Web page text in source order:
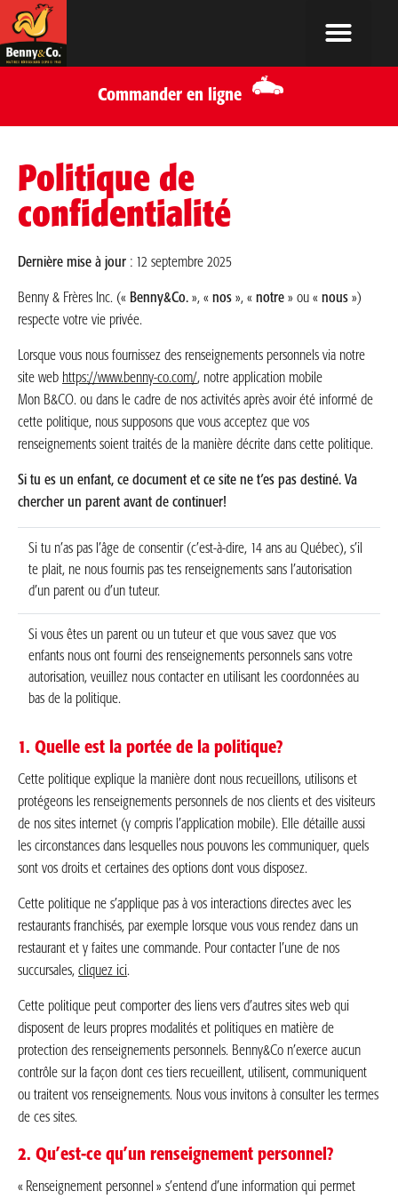
Commander en ligne
Politique de
confidentialité
Dernière mise à jour : 12 septembre 2025
Benny & Frères Inc. (« Benny&Co. », « nos », « notre » ou « nous »)
respecte votre vie privée.
Lorsque vous nous fournissez des renseignements personnels via notre
site web https://www.benny-co.com/, notre application mobile
Mon B&CO. ou dans le cadre de nos activités après avoir été informé de
cette politique, nous supposons que vous acceptez que vos
renseignements soient traités de la manière décrite dans cette politique.
Si tu es un enfant, ce document et ce site ne t’es pas destiné. Va
chercher un parent avant de continuer!
Si tu n’as pas l’âge de consentir (c’est-à-dire, 14 ans au Québec), s’il
te plait, ne nous fournis pas tes renseignements sans l’autorisation
d’un parent ou d’un tuteur.
Si vous êtes un parent ou un tuteur et que vous savez que vos
enfants nous ont fourni des renseignements personnels sans votre
autorisation, veuillez nous contacter en utilisant les coordonnées au
bas de la politique.
1. Quelle est la portée de la politique?
Cette politique explique la manière dont nous recueillons, utilisons et
protégeons les renseignements personnels de nos clients et des visiteurs
de nos sites internet (y compris l’application mobile). Elle détaille aussi
les circonstances dans lesquelles nous pouvons les communiquer, quels
sont vos droits et certaines des options dont vous disposez.
Cette politique ne s’applique pas à vos interactions directes avec les
restaurants franchisés, par exemple lorsque vous vous rendez dans un
restaurant et y faites une commande. Pour contacter l’une de nos
succursales, cliquez ici.
Cette politique peut comporter des liens vers d’autres sites web qui
disposent de leurs propres modalités et politiques en matière de
protection des renseignements personnels. Benny&Co n’exerce aucun
contrôle sur la façon dont ces tiers recueillent, utilisent, communiquent
ou traitent vos renseignements. Nous vous invitons à consulter les termes
de ces sites.
2. Qu’est-ce qu’un renseignement personnel?
« Renseignement personnel » s’entend d’une information qui permet